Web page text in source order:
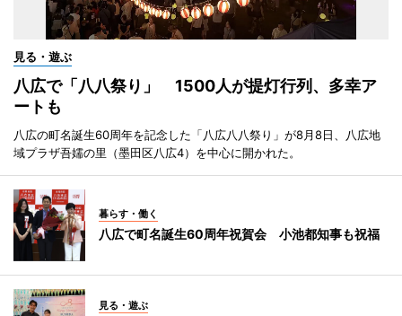
見る・遊ぶ
八広で「八八祭り」 1500人が提灯行列、多幸ア
ートも
八広の町名誕生60周年を記念した「八広八八祭り」が8月8日、八広地
域プラザ吾嬬の里（墨田区八広4）を中心に開かれた。
暮らす・働く
八広で町名誕生60周年祝賀会 小池都知事も祝福
見る・遊ぶ